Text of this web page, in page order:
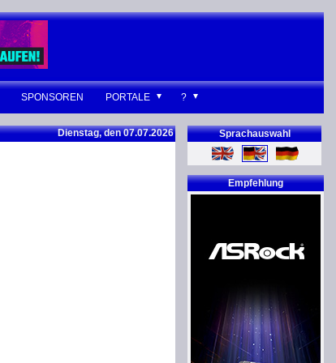
SPONSOREN PORTALE ?
Dienstag, den 07.07.2026
Sprachauswahl
Empfehlung